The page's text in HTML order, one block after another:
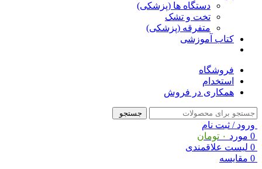
دستگاه ها (پزشکی)
تخت و تشک
متفرقه (پزشکی)
کتاب آموزشی
فروشگاه
استخدام
همکاری در فروش
جستجو
ورود / ثبت نام
0 مورد ۰ تومان
0 لیست علاقمندی
0 مقایسه